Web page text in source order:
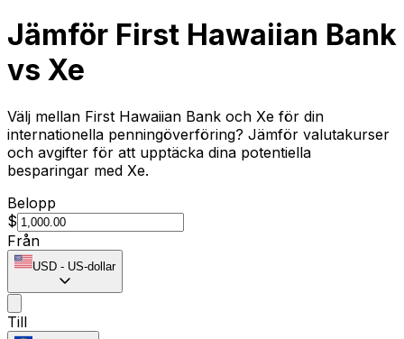
Jämför First Hawaiian Bank
vs Xe
Välj mellan First Hawaiian Bank och Xe för din
internationella penningöverföring? Jämför valutakurser
och avgifter för att upptäcka dina potentiella
besparingar med Xe.
Belopp
$
Från
USD - US-dollar
Till